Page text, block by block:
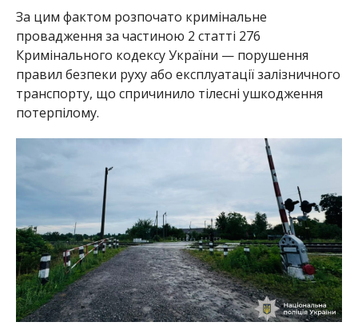
За цим фактом розпочато кримінальне
провадження за частиною 2 статті 276
Кримінального кодексу України — порушення
правил безпеки руху або експлуатації залізничного
транспорту, що спричинило тілесні ушкодження
потерпілому.